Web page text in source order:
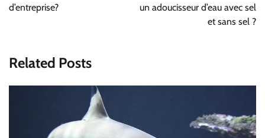
l’article
d’entreprise?
un adoucisseur d’eau avec sel
et sans sel ?
Related Posts